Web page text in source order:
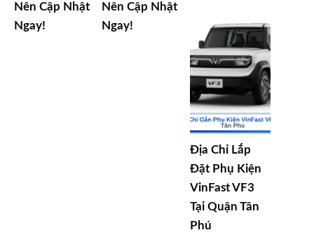
Nên Cập Nhật
Ngay!
Nên Cập Nhật
Ngay!
Địa Chỉ Lắp
Đặt Phụ Kiện
VinFast VF3
Tại Quận Tân
Phú